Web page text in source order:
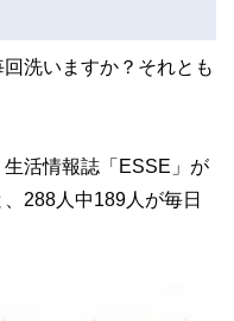
洗いますか？それとも
活情報誌「ESSE」が
288人中189人が毎日